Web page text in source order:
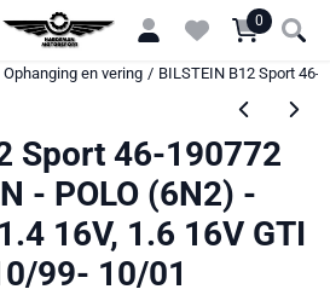
gesloten. 0
Ophanging en vering / BILSTEIN B12 Sport 46-
Sport 46-190772
- POLO (6N2) -
16V, 1.6 16V GTI
99- 10/01